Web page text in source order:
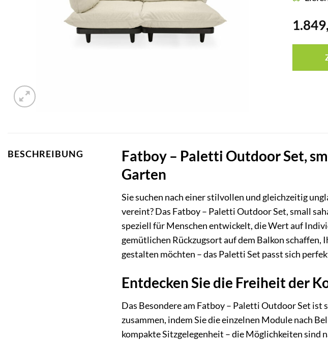
BESCHREIBUNG
Fatboy – Paletti Outdoor Set,
Garten
Sie suchen nach einer stilvollen und gleichzeitig
vereint? Das Fatboy – Paletti Outdoor Set, small
speziell für Menschen entwickelt, die Wert auf
gemütlichen Rückzugsort auf dem Balkon schaffen,
gestalten möchten – das Paletti Set passt sich
Entdecken Sie die Freiheit der
Das Besondere am Fatboy – Paletti Outdoor Set
zusammen, indem Sie die einzelnen Module nach
kompakte Sitzgelegenheit – die Möglichkeiten sind